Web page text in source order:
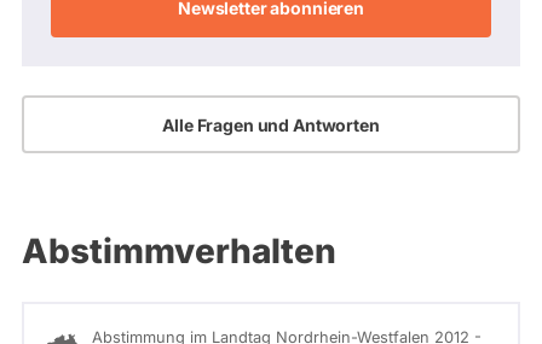
Alle Fragen und Antworten
Abstimmverhalten
Abstimmung im Landtag Nordrhein-Westfalen 2012 -